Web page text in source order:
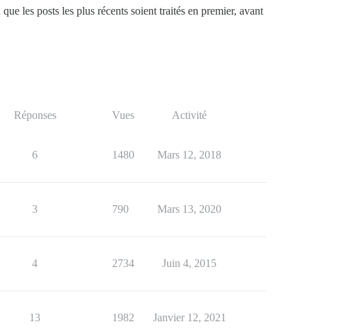
les posts les plus récents soient traités en premier, avant
Réponses Vues Activité
6 1480 Mars 12, 2018
3 790 Mars 13, 2020
4 2734 Juin 4, 2015
13 1982 Janvier 12, 2021